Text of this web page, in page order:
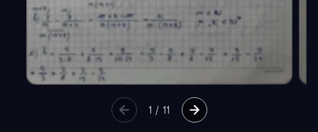
1 / 11